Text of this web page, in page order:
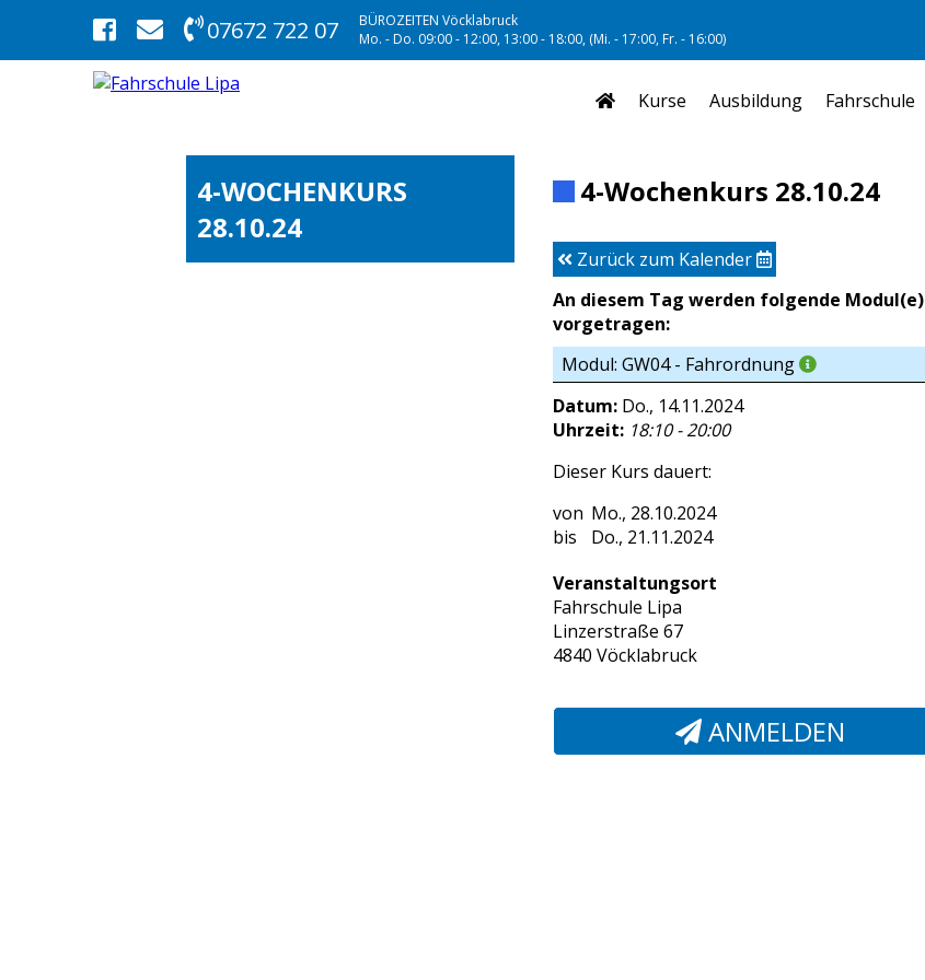
07672 722 07
BÜROZEITEN Vöcklabruck
Mo. - Do. 09:00 - 12:00, 13:00 - 18:00, (Mi. - 17:00, Fr. - 16:00)
Kurse Ausbildung Fahrschule
4-WOCHENKURS
28.10.24
4-Wochenkurs 28.10.24
Zurück zum Kalender
An diesem Tag werden folgende Modul(e)
vorgetragen:
Modul: GW04 - Fahrordnung
Datum: Do., 14.11.2024
Uhrzeit: 18:10 - 20:00
Dieser Kurs dauert:
Mo., 28.10.2024
Do., 21.11.2024
Veranstaltungsort
Fahrschule Lipa
Linzerstraße 67
4840 Vöcklabruck
ANMELDEN